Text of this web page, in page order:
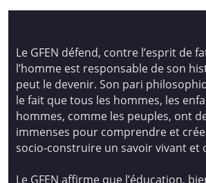
Le GFEN défend, contre l’esprit de
l’homme est responsable de son
peut le devenir. Son pari
le fait que tous les hommes, les
hommes, comme les peuples, ont
immenses pour comprendre et
socio-construire un savoir vivant et
Le GFEN affirme que l’éducation,